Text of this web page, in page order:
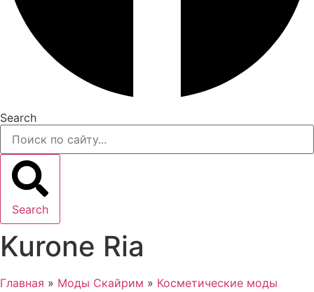
Search
Search
Kurone Ria
Главная » Моды Скайрим » Косметические моды